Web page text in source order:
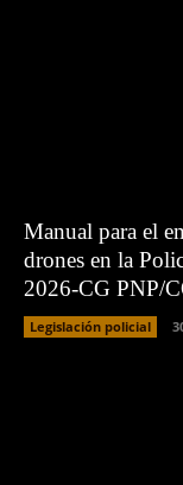
Manual para el
drones en la
2026-CG PNP/
Legislación policial